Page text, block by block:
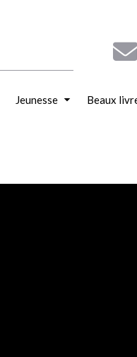
Jeunesse Beaux